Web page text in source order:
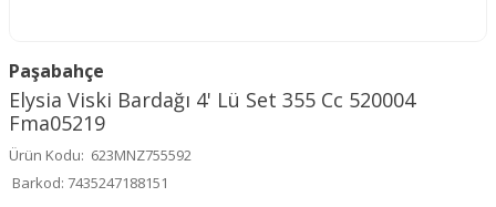
Paşabahçe
Elysia Viski Bardağı 4' Lü Set 355 Cc 520004
Fma05219
Ürün Kodu: 623MNZ755592
Barkod: 7435247188151